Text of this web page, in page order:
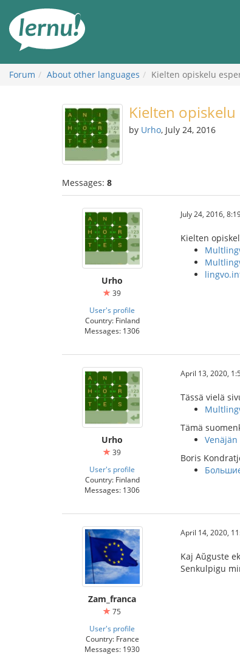
the
content
Forum About other languages Kielten opiskelu
Kielten
by Urho, July 24, 2016
Messages: 8
Urho
39
User's profile
Country: Finland
Messages: 1306
July 24, 2016,
Kielten
Urho
39
User's profile
Country: Finland
Messages: 1306
April 13, 2020,
Tässä vielä
Tämä
Venäjän
Boris
Zam_franca
75
User's profile
Country: France
Messages: 1930
April 14, 2020,
Kaj Aŭguste
Senkulpigu